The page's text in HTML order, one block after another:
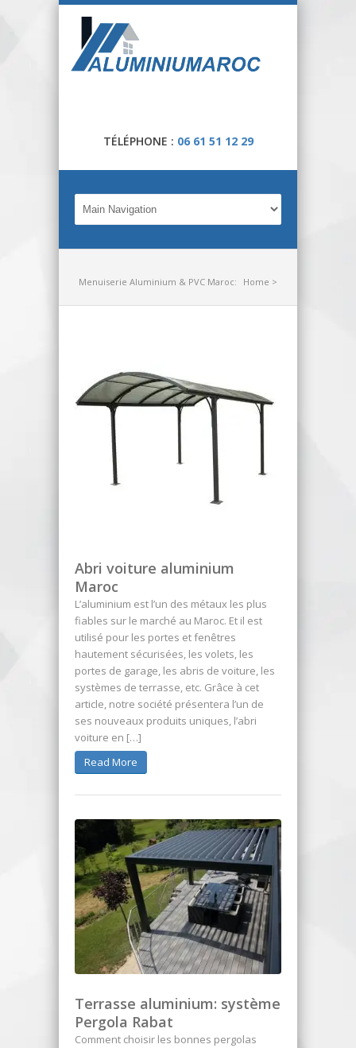
TÉLÉPHONE : 06 61 51 12 29
Menuiserie Aluminium & PVC Maroc: Home >
Abri voiture aluminium
Maroc
L’aluminium est l’un des métaux les plus
fiables sur le marché au Maroc. Et il est
utilisé pour les portes et fenêtres
hautement sécurisées, les volets, les
portes de garage, les abris de voiture, les
systèmes de terrasse, etc. Grâce à cet
article, notre société présentera l’un de
ses nouveaux produits uniques, l’abri
voiture en […]
Read More
Terrasse aluminium: système
Pergola Rabat
Comment choisir les bonnes pergolas